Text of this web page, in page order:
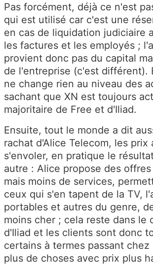
Pas forcément, déjà ce n'est
qui est utilisé car c'est une
en cas de liquidation judiciaire
les factures et les employés ;
provient donc pas du capital
de l'entreprise (c'est différent).
ne change rien au niveau des
sachant que XN est toujours
majoritaire de Free et d'Iliad.
Ensuite, tout le monde a dit
rachat d'Alice Telecom, les prix
s'envoler, en pratique le
autre : Alice propose des
mais moins de services,
ceux qui s'en tapent de la TV,
portables et autres du genre,
moins cher ; cela reste dans le
d'Iliad et les clients sont donc
certains à termes passant chez
plus de choses avec prix plus